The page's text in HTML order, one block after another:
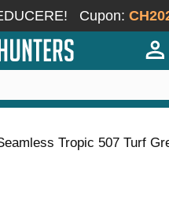
Cupon:
Tropic 507 Turf